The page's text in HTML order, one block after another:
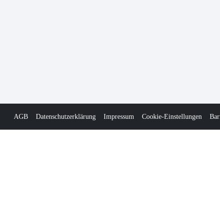
AGB Datenschutzerklärung Impressum Cookie-Einstellungen